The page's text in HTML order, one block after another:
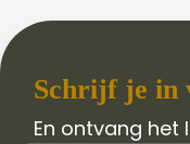
Schrijf je in
En ontvang het